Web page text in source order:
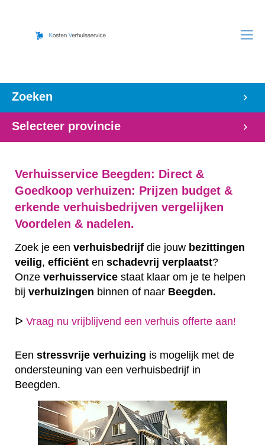
Zoeken
Selecteer provincie
Verhuisservice Beegden: Direct &
Goedkoop verhuizen: Prijzen budget &
erkende verhuisbedrijven vergelijken
Voordelen & nadelen.
Zoek je een verhuisbedrijf die jouw bezittingen
veilig, efficiënt en schadevrij verplaatst?
Onze verhuisservice staat klaar om je te helpen
bij verhuizingen binnen of naar Beegden.
ᐅ Vraag nu vrijblijvend een verhuis offerte aan!
Een stressvrije verhuizing is mogelijk met de
ondersteuning van een verhuisbedrijf in
Beegden.